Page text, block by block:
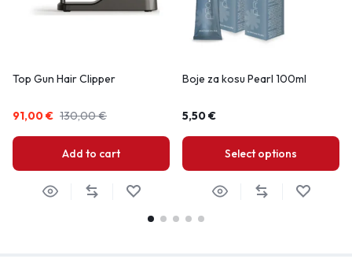
Top Gun Hair Clipper
91,00€ 130,00€
Add to cart
Boje za kosu Pearl 100ml
5,50€
Select options